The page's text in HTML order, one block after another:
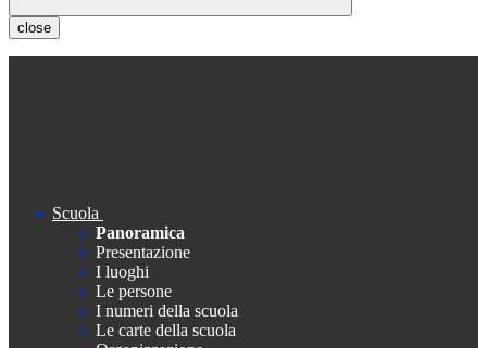
close
Scuola
Panoramica
Presentazione
I luoghi
Le persone
I numeri della scuola
Le carte della scuola